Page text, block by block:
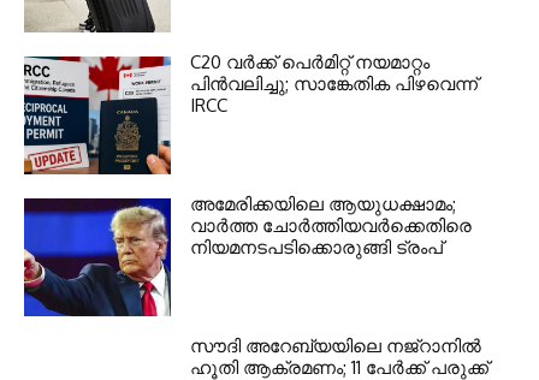
C20 വര്‍ക്ക് പെര്‍മിറ്റ് നയമാറ്റം
പിന്‍വലിച്ചു; സാങ്കേതിക പിഴവെന്ന്
IRCC
അമേരിക്കയിലെ ആയുധക്ഷാമം;
വാര്‍ത്ത ചോര്‍ത്തിയവര്‍ക്കെതിരെ
നിയമനടപടിക്കൊരുങ്ങി ട്രംപ്
സൗദി അറേബ്യയിലെ നജ്റാനില്‍
ഹൂതി ആക്രമണം; 11 പേര്‍ക്ക് പരുക്ക്